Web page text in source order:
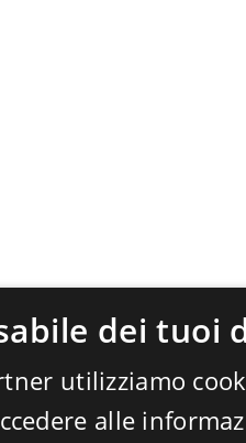
dei tuoi
utilizziamo
alle